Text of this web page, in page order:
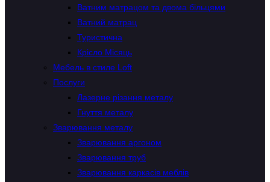
Ватним матрацом та двома більцями
Ватний матрац
Туристична
Крісло Місяць
Мебель в стиле Loft
Послуги
Лазерне різання металу
Гнуття металу
Зварювання металу
Зварювання аргоном
Зварювання труб
Зварювання каркасів меблів